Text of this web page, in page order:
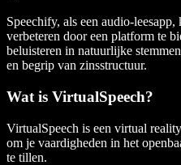
Speechify, als een audio-
verbeteren door een platform te
beluisteren in natuurlijke
en begrip van zinsstructuur.
Wat is VirtualSpeech?
VirtualSpeech is een virtual
om je vaardigheden in het
te tillen.